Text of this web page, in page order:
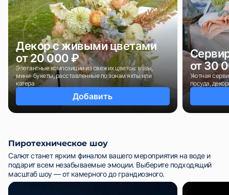
Декор с живыми цветами
от 20 000 ₽
Элегантные композиции из свежих цветов: вазы,
мини-букеты, расставленные по зонам яхты или
катера
Добавить
от 30
Уютная
посуда,
Пиротехническое шоу
Салют станет ярким финалом вашего мероприятия на воде и
подарит всем незабываемые эмоции. Выберите подходящий
масштаб шоу — от камерного до грандиозного.